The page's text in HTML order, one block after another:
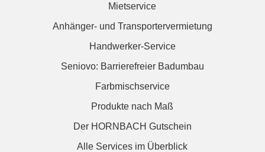
Mietservice
Anhänger- und Transportervermietung
Handwerker-Service
Seniovo: Barrierefreier Badumbau
Farbmischservice
Produkte nach Maß
Der HORNBACH Gutschein
Alle Services im Überblick